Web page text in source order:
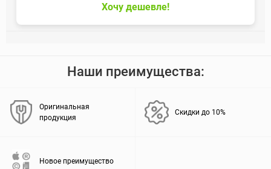
Хочу дешевле!
Наши преимущества:
Оригинальная
продукция
Скидки до 10%
Новое преимущество